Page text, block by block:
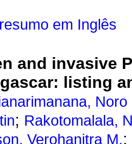
resumo em Inglês
and invasive
listing
; Rakotomalala,
Verohanitra M.;